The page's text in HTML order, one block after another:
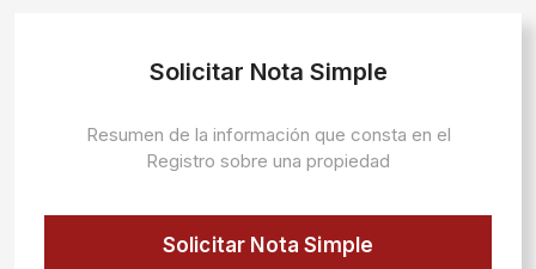
Solicitar Nota Simple
Resumen de la información que consta en el
Registro sobre una propiedad
Solicitar Nota Simple